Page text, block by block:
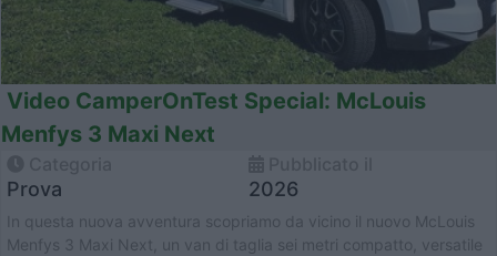
Video CamperOnTest Special: McLouis
Menfys 3 Maxi Next
Prova 2026
In questa nuova avventura scopriamo da vicino il nuovo McLouis
Menfys 3 Maxi Next, un van di taglia sei metri compatto, versatile